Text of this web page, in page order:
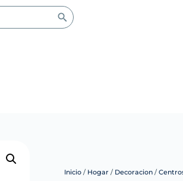
Inicio / Hogar / Decoracion /